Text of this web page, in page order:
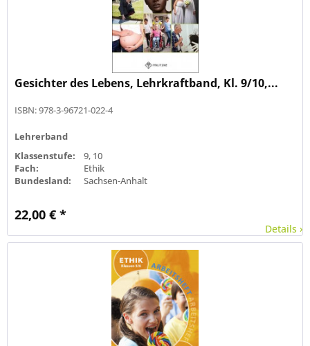
Gesichter des Lebens, Lehrkraftband, Kl. 9/10,...
ISBN: 978-3-96721-022-4
Lehrerband
Klassenstufe:
9, 10
Fach:
Ethik
Bundesland:
Sachsen-Anhalt
22,00 € *
Details ›